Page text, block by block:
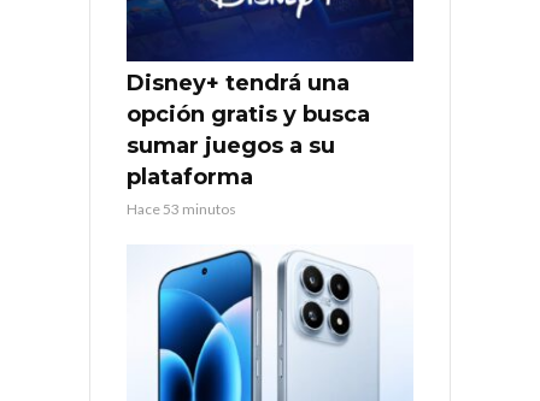
Disney+ tendrá una
opción gratis y busca
sumar juegos a su
plataforma
Hace 53 minutos